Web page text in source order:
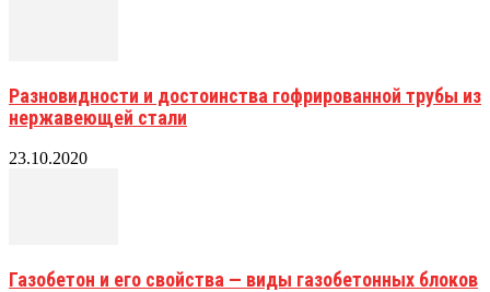
Разновидности и достоинства гофрированной трубы из
нержавеющей стали
23.10.2020
Газобетон и его свойства — виды газобетонных блоков